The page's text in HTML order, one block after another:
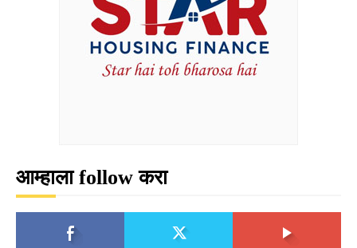
आम्हाला follow करा